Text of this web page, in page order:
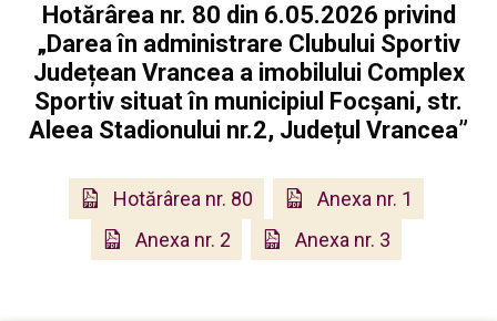
Hotărârea nr. 80 din 6.05.2026 privind
„Darea în administrare Clubului Sportiv
Județean Vrancea a imobilului Complex
Sportiv situat în municipiul Focșani, str.
Aleea Stadionului nr.2, Județul Vrancea”
Hotărârea nr. 80
Anexa nr. 1
Anexa nr. 2
Anexa nr. 3